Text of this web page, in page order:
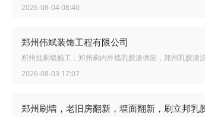
2026-08-04 08:40
郑州伟斌装饰工程有限公司
郑州批刷墙施工，郑州刷内外墙乳胶漆供应，郑州乳胶漆
2026-08-03 17:07
郑州刷墙，老旧房翻新，墙面翻新，刷立邦乳